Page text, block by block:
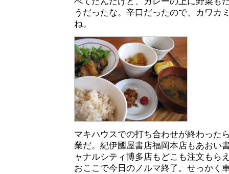
うだったな。辛口だったので、カワカ
ね。
マキハウスでの打ち合わせが終わった
業だ。紀伊國屋書店福岡本店もあおい
ャナルシティ博多店もどこも注文もら
おここで今日のノルマ終了。せっかく